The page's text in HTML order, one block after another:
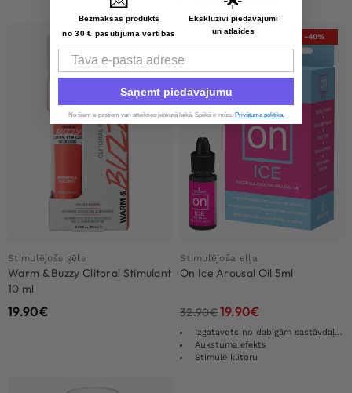
Nepārspējama cena
Stimulējošs gēls
Warm & Buzzy Clitoral Stimulant
10 ml
19.90€
-40%
Stimulējoša eļļa
On Ice Arousal Oil 5ml
32.90€19.90€
Izgatavots no dabīgām sastāvdaļām
Aukstuma efekts
Stimulē klitoru
Bezmaksas produkts
no 30 € pasūtījuma vērtības
Ekskluzīvi piedāvājumi
un atlaides
Email
Saņemt piedāvājumu
No šiem e-pastiem vari atteikties jebkurā laikā. Spēkā ir mūsu Privātuma politika.